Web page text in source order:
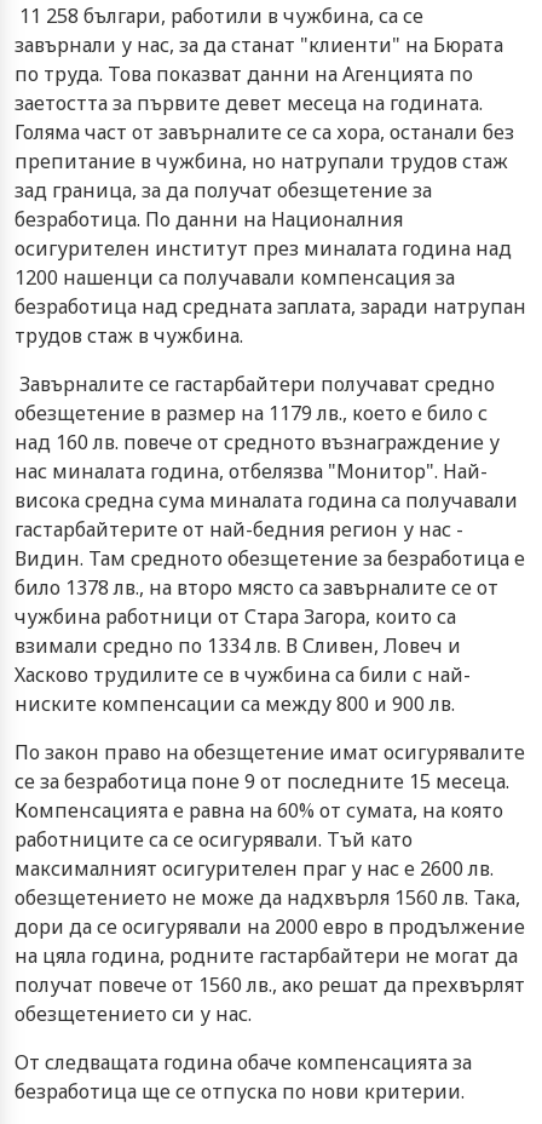
11 258 българи, работили в чужбина, са се
завърнали у нас, за да станат "клиенти" на Бюрата
по труда. Това показват данни на Агенцията по
заетостта за първите девет месеца на годината.
Голяма част от завърналите се са хора, останали без
препитание в чужбина, но натрупали трудов стаж
зад граница, за да получат обезщетение за
безработица. По данни на Националния
осигурителен институт през миналата година над
1200 нашенци са получавали компенсация за
безработица над средната заплата, заради натрупан
трудов стаж в чужбина.
Завърналите се гастарбайтери получават средно
обезщетение в размер на 1179 лв., което е било с
над 160 лв. повече от средното възнаграждение у
нас миналата година, отбелязва "Монитор". Най-
висока средна сума миналата година са получавали
гастарбайтерите от най-бедния регион у нас -
Видин. Там средното обезщетение за безработица е
било 1378 лв., на второ място са завърналите се от
чужбина работници от Стара Загора, които са
взимали средно по 1334 лв. В Сливен, Ловеч и
Хасково трудилите се в чужбина са били с най-
ниските компенсации са между 800 и 900 лв.
По закон право на обезщетение имат осигурявалите
се за безработица поне 9 от последните 15 месеца.
Компенсацията е равна на 60% от сумата, на която
работниците са се осигурявали. Тъй като
максималният осигурителен праг у нас е 2600 лв.
обезщетението не може да надхвърля 1560 лв. Така,
дори да се осигурявали на 2000 евро в продължение
на цяла година, родните гастарбайтери не могат да
получат повече от 1560 лв., ако решат да прехвърлят
обезщетението си у нас.
От следващата година обаче компенсацията за
безработица ще се отпуска по нови критерии.